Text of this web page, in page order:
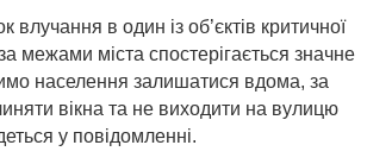
влучання в один із об’єктів критичної
межами міста спостерігається значне
населення залишатися вдома, за
вікна та не виходити на вулицю
у повідомленні.